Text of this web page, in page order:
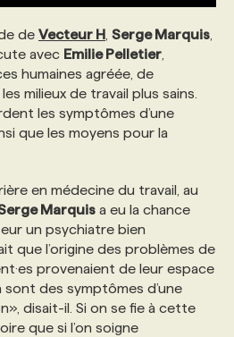
SUBVENTIONS
NOUS
de Vecteur H Serge Marquis
avec Emilie Pelletier
humaines agréée, de
milieux de travail plus sains.
les symptômes d’une
que les moyens pour la
en médecine du travail, au
Marquis a eu la chance
un psychiatre bien
que l’origine des problèmes de
provenaient de leur espace
sont des symptômes d’une
disait-il. Si on se fie à cette
que si l’on soigne